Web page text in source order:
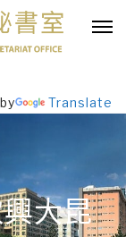
Translate
大昆